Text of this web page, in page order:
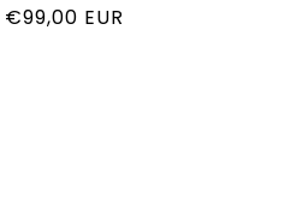
Normale
€99,00 EUR